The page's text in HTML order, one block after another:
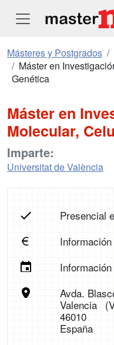
Másteres y Postgrados
Máster en
Genética
Máster en
Molecular,
Imparte:
Universitat de València
Presencial
Avda.
Valencia
46010
España